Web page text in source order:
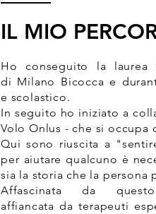
IL MIO
Ho conseguito la laurea
di Milano Bicocca e
e scolastico.
In seguito ho iniziato a
Volo Onlus - che si
Qui sono riuscita a
per aiutare qualcuno è
sia la storia che la
Affascinata da
affiancata da terapeuti